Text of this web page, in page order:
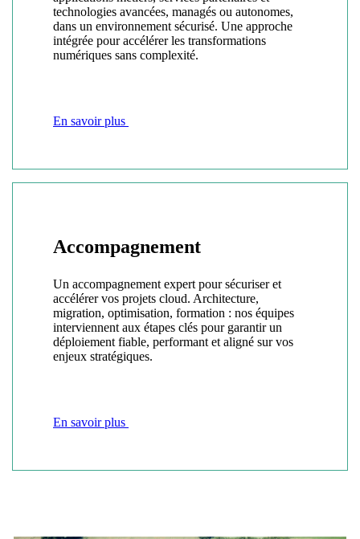
technologies avancées, managés ou autonomes,
dans un environnement sécurisé. Une approche
intégrée pour accélérer les transformations
numériques sans complexité.
En savoir plus
Accompagnement
Un accompagnement expert pour sécuriser et
accélérer vos projets cloud. Architecture,
migration, optimisation, formation : nos équipes
interviennent aux étapes clés pour garantir un
déploiement fiable, performant et aligné sur vos
enjeux stratégiques.
En savoir plus